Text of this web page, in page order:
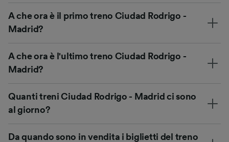
A che ora è il primo treno Ciudad Rodrigo -
Madrid?
A che ora è l'ultimo treno Ciudad Rodrigo -
Madrid?
Quanti treni Ciudad Rodrigo - Madrid ci sono
al giorno?
Da quando sono in vendita i biglietti del treno